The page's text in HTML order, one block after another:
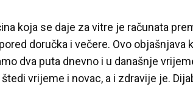
koja se daje za vitre je računata
doručka i večere. Ovo objašnjava
dva puta dnevno i u današnje
vrijeme i novac, a i zdravije je.